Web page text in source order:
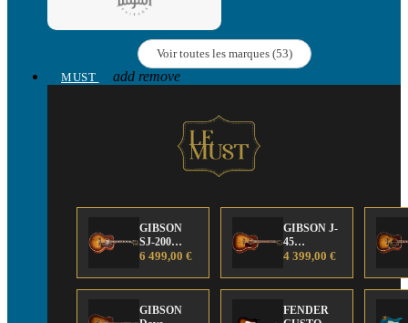
Voir toutes les marques (53)
MUST
add remove
GIBSON
SJ-200
Anniversary
Edition
6 499,00 €
GIBSON J-
45
Anniversary
Edition
4 399,00 €
GIBSON
FENDER